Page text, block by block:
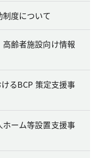
度について
齢者施設向け情報
るBCP 策定支援事
ーム等設置支援事